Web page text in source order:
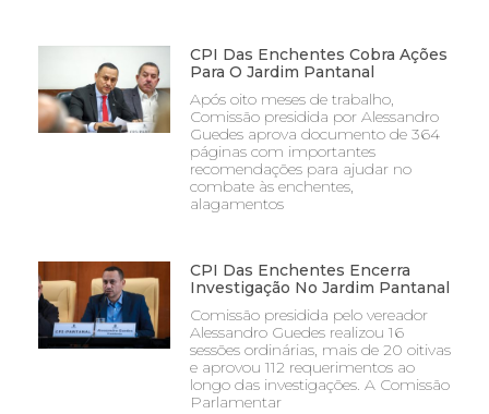
CPI Das Enchentes Cobra Ações
Para O Jardim Pantanal
Após oito meses de trabalho,
Comissão presidida por Alessandro
Guedes aprova documento de 364
páginas com importantes
recomendações para ajudar no
combate às enchentes,
alagamentos
CPI Das Enchentes Encerra
Investigação No Jardim Pantanal
Comissão presidida pelo vereador
Alessandro Guedes realizou 16
sessões ordinárias, mais de 20 oitivas
e aprovou 112 requerimentos ao
longo das investigações. A Comissão
Parlamentar